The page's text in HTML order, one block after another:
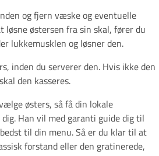
og fjern væske og eventuelle
løsne østersen fra sin skal, fører du
lukkemusklen og løsner den.
inden du serverer den. Hvis ikke den
den kasseres.
østers, så få din lokale
Han vil med garanti guide dig til
til din menu. Så er du klar til at
forstand eller den gratinerede,